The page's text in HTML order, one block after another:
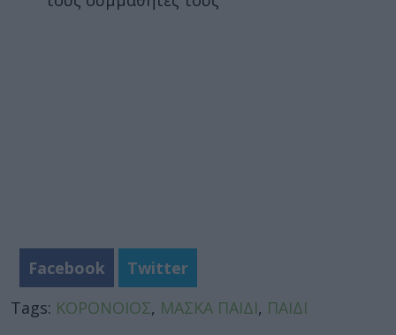
Facebook
Twitter
Tags: ΚΟΡΟΝΟΙΟΣ, ΜΑΣΚΑ ΠΑΙΔΙ, ΠΑΙΔΙ